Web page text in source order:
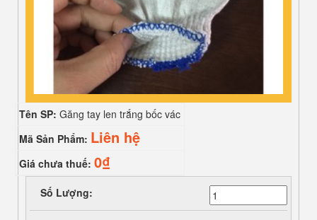
Tên SP: Găng tay len trắng bốc vác
Mã Sản Phẩm: Liên hệ
Giá chưa thuế: 0₫
Số Lượng: